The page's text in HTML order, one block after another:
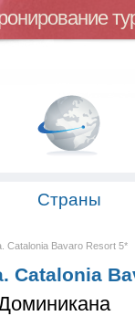
Страны
Catalonia Bavaro Resort 5*
Catalonia